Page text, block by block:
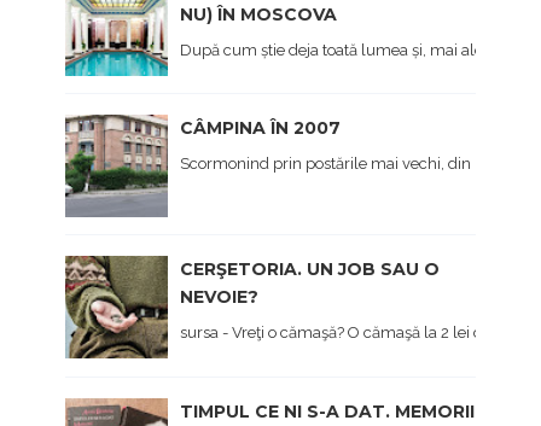
NU) ÎN MOSCOVA
După cum știe deja toată lumea și, mai ales cei
CÂMPINA ÎN 2007
Scormonind prin postările mai vechi, din prima
CERŞETORIA. UN JOB SAU O
NEVOIE?
sursa - Vreţi o cămaşă? O cămaşă la 2 lei dau... -
TIMPUL CE NI S-A DAT. MEMORII